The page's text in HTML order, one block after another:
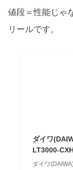
値段＝性能じゃ
リールです。
ダイワ
LT3000-
ダイワ